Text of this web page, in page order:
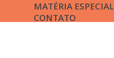
MATÉRIA ESPECIAL
CONTATO